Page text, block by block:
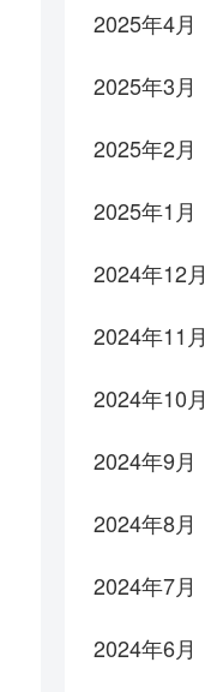
2025年4月
2025年3月
2025年2月
2025年1月
2024年12月
2024年11月
2024年10月
2024年9月
2024年8月
2024年7月
2024年6月